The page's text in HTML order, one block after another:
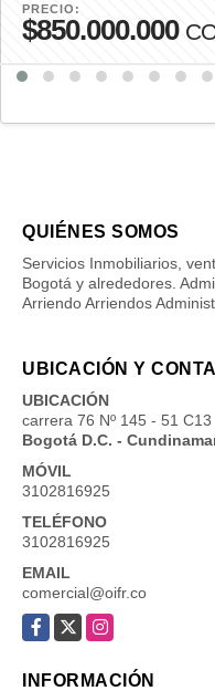
PRECIO:
$850.000.000
QUIÉNES SOMOS
Servicios Inmobiliarios,
Bogotá y alrededores.
Arriendo Arriendos
UBICACIÓN Y
UBICACIÓN
carrera 76 Nº 145 - 51 C13
Bogotá D.C. -
MÓVIL
3102816925
TELÉFONO
3102816925
EMAIL
comercial@oifr.co
Facebook
X Instagram
INFORMACIÓN